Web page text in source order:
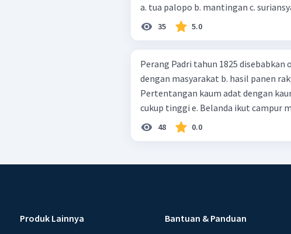
35 5.0
Perang Padri tahun 1825 disebabkan
dengan masyarakat b. hasil panen
Pertentangan kaum adat dengan
cukup tinggi e. Belanda ikut campur
48 0.0
Produk Lainnya Bantuan & Panduan